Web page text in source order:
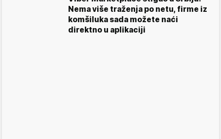
Nema više traženja po netu, firme iz
komšiluka sada možete naći
direktno u aplikaciji